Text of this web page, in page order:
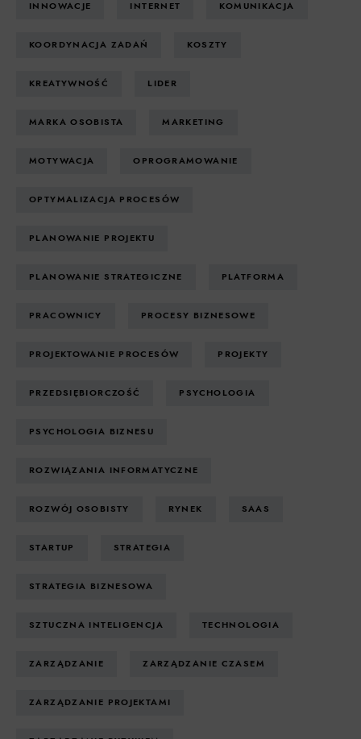
INNOWACJE INTERNET KOMUNIKACJA
KOORDYNACJA ZADAŃ KOSZTY
KREATYWNOŚĆ LIDER
MARKA OSOBISTA MARKETING
MOTYWACJA OPROGRAMOWANIE
OPTYMALIZACJA PROCESÓW
PLANOWANIE PROJEKTU
PLANOWANIE STRATEGICZNE PLATFORMA
PRACOWNICY PROCESY BIZNESOWE
PROJEKTOWANIE PROCESÓW PROJEKTY
PRZEDSIĘBIORCZOŚĆ PSYCHOLOGIA
PSYCHOLOGIA BIZNESU
ROZWIĄZANIA INFORMATYCZNE
ROZWÓJ OSOBISTY RYNEK SAAS
STARTUP STRATEGIA
STRATEGIA BIZNESOWA
SZTUCZNA INTELIGENCJA TECHNOLOGIA
ZARZĄDZANIE ZARZĄDZANIE CZASEM
ZARZĄDZANIE PROJEKTAMI